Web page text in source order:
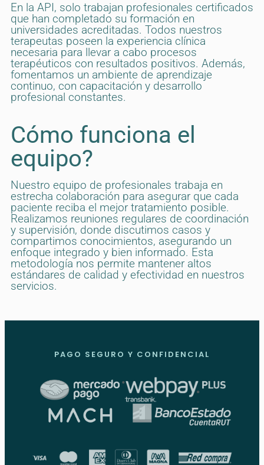
En la API, solo trabajan profesionales certificados
que han completado su formación en
universidades acreditadas. Todos nuestros
terapeutas poseen la experiencia clínica
necesaria para llevar a cabo procesos
terapéuticos con resultados positivos. Además,
fomentamos un ambiente de aprendizaje
continuo, con capacitación y desarrollo
profesional constantes.
Cómo funciona el
equipo?
Nuestro equipo de profesionales trabaja en
estrecha colaboración para asegurar que cada
paciente reciba el mejor tratamiento posible.
Realizamos reuniones regulares de coordinación
y supervisión, donde discutimos casos y
compartimos conocimientos, asegurando un
enfoque integrado y bien informado. Esta
metodología nos permite mantener altos
estándares de calidad y efectividad en nuestros
servicios.
PAGO SEGURO Y CONFIDENCIAL